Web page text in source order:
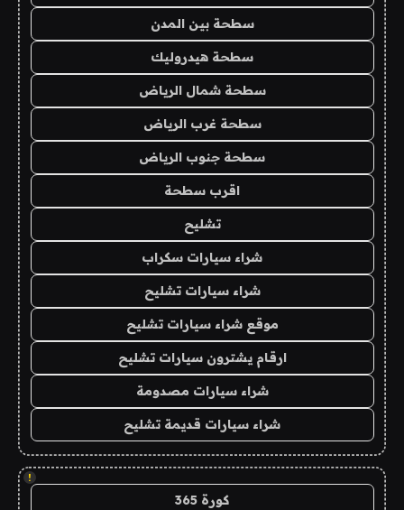
سطحة بين المدن
سطحة هيدروليك
سطحة شمال الرياض
سطحة غرب الرياض
سطحة جنوب الرياض
اقرب سطحة
تشليح
شراء سيارات سكراب
شراء سيارات تشليح
موقع شراء سيارات تشليح
ارقام يشترون سيارات تشليح
شراء سيارات مصدومة
شراء سيارات قديمة تشليح
!
كورة 365